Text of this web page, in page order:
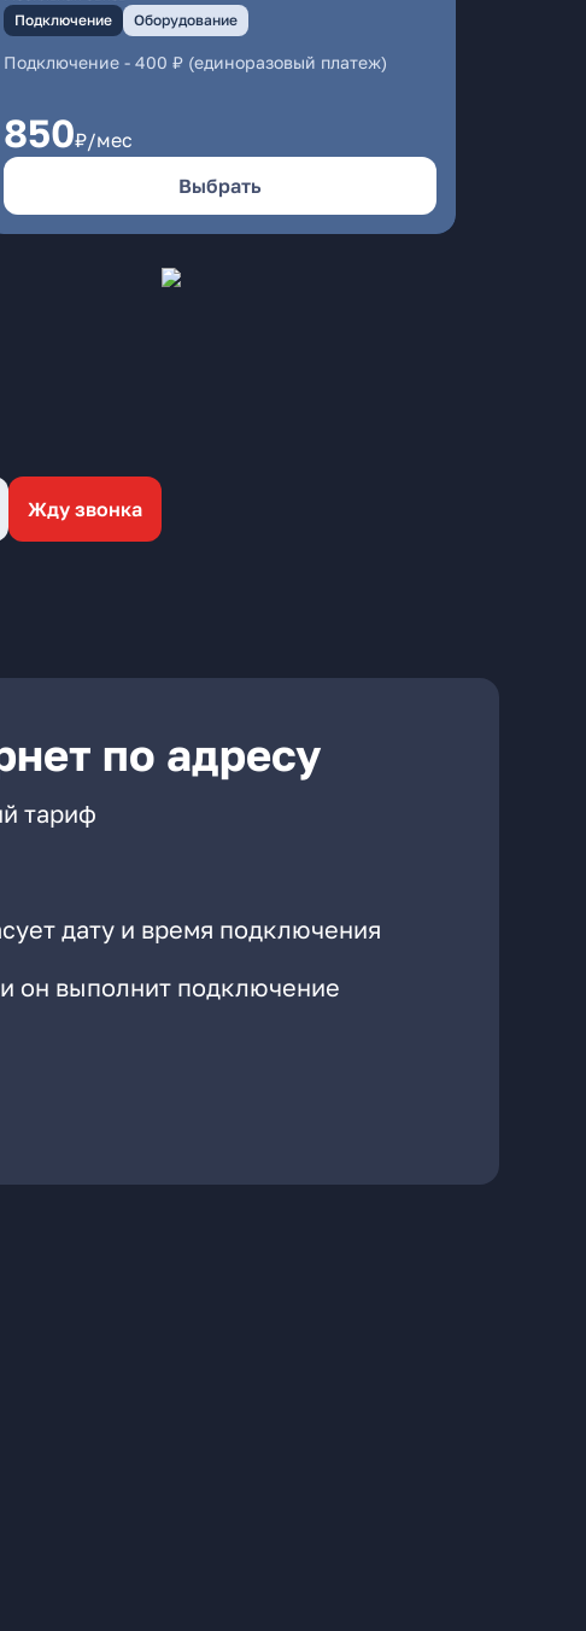
Подключение
Оборудование
Подключение - 400 ₽ (единоразовый платеж)
850₽/мес
Выбрать
Жду звонка
по адресу
тариф
дату и время подключения
он выполнит подключение